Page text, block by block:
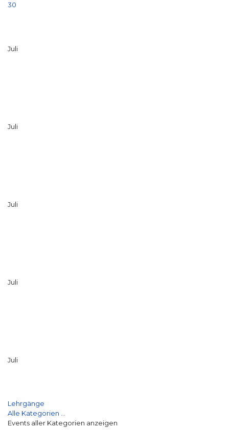
30
Juli
Juli
Juli
Juli
Juli
Lehrgänge
Alle Kategorien ...
Events aller Kategorien anzeigen